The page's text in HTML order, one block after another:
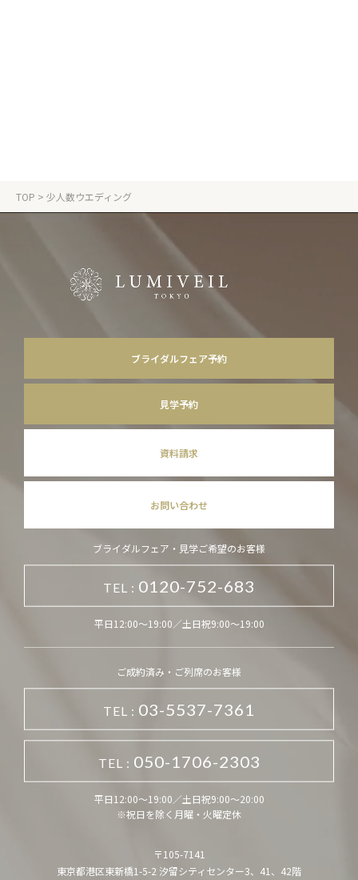
TOP > 少人数ウエディング
ブライダルフェア予約
見学予約
資料請求
お問い合わせ
ブライダルフェア・見学ご希望のお客様
TEL : 0120-752-683
平日12:00～19:00／土日祝9:00～19:00
ご成約済み・ご列席のお客様
TEL : 03-5537-7361
TEL : 050-1706-2303
平日12:00～19:00／土日祝9:00～20:00
※祝日を除く月曜・火曜定休
〒105-7141
東京都港区東新橋1-5-2 汐留シティセンター3、41、42階